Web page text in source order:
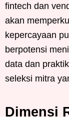
fintech dan
akan
kepercayaan
berpotensi
data dan
seleksi mitra
Dimensi